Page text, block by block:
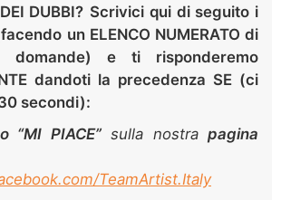
DUBBI? Scrivici qui di seguito i
un ELENCO NUMERATO di
e ti risponderemo
dandoti la precedenza SE (ci
secondi):
“MI PIACE”sulla nostrapagina
TeamArtist.Italy